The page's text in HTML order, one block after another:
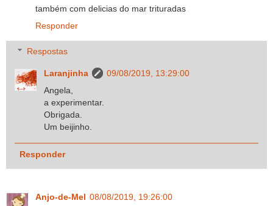
também com delicias do mar trituradas
Responder
Respostas
Laranjinha
09/08/2019, 13:29:00
Angela,
a experimentar.
Obrigada.
Um beijinho.
Responder
Anjo-de-Mel 08/08/2019, 19:26:00